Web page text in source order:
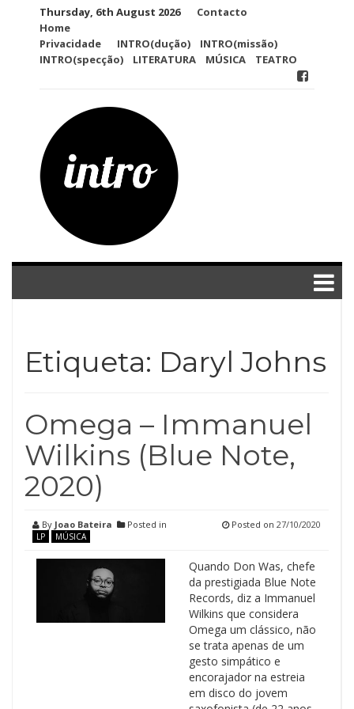
Thursday, 6th August 2026
Contacto
Home
Privacidade
INTRO(dução)
INTRO(missão)
INTRO(specção)
LITERATURA MÚSICA TEATRO
Etiqueta: Daryl Johns
Omega – Immanuel
Wilkins (Blue Note,
2020)
By Joao Bateira Posted in
LP MÚSICA
Posted on 27/10/2020
Quando Don Was, chefe
da prestigiada Blue Note
Records, diz a Immanuel
Wilkins que considera
Omega um clássico, não
se trata apenas de um
gesto simpático e
encorajador na estreia
em disco do jovem